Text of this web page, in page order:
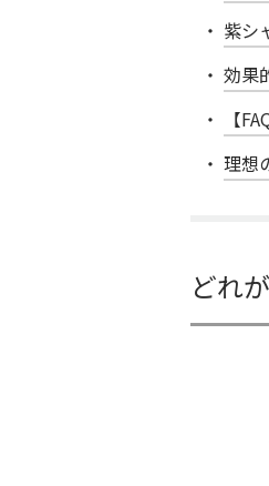
紫シ
効果
【
理想
どれ